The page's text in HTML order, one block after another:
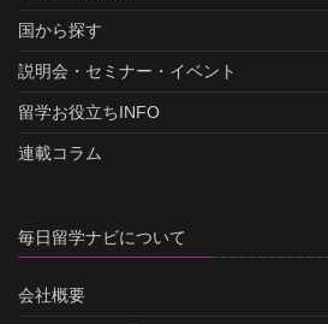
国から探す
説明会・セミナー・イベント
留学お役立ちINFO
連載コラム
毎日留学ナビについて
会社概要